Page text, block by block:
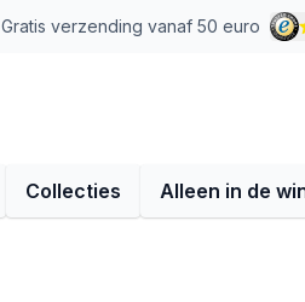
Gratis verzending vanaf 50 euro
Collecties Alleen in de